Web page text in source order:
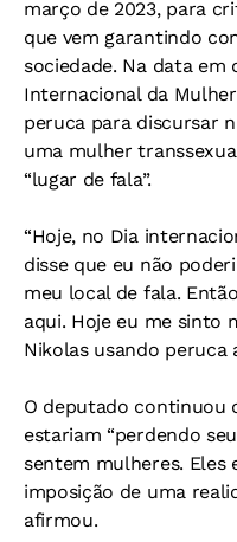
março de 2023, para
que vem garantindo
sociedade. Na data em
Internacional da
peruca para discursar
uma mulher
“lugar de fala”.
“Hoje, no Dia
disse que eu não
meu local de fala.
aqui. Hoje eu me sinto
Nikolas usando peruca
O deputado continuou
estariam “perdendo
sentem mulheres.
imposição de uma
afirmou.